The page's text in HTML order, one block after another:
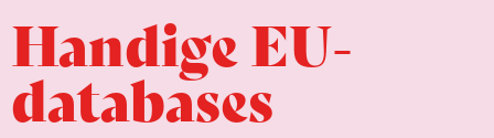
Handige EU-
databases